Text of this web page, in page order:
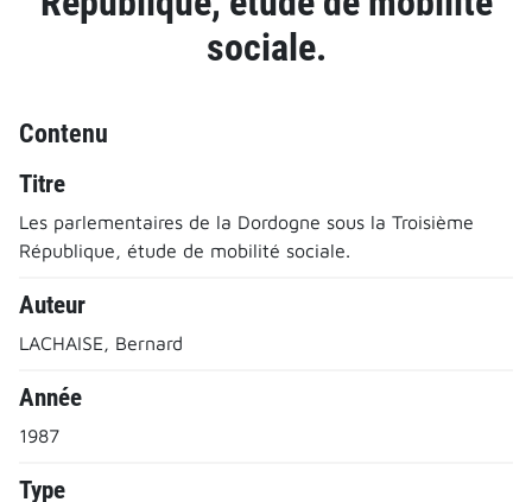
sociale.
Contenu
Titre
Les parlementaires de la Dordogne sous la Troisième
République, étude de mobilité sociale.
Auteur
LACHAISE, Bernard
Année
1987
Type